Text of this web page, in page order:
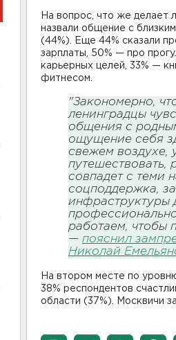
На вопрос, что же делает
назвали общение с
(44%). Еще 44% сказали
зарплаты, 50% — про
карьерных целей, 33% —
фитнесом.
"Закономерно,
ленинградцы
общения с
ощущение себя
свежем воздухе,
путешествовать,
совпадет с теми
соцподдержка,
инфраструктуры
работаем, чтобы
— пояснил
Николай
На втором месте по
38% респондентов
области (37%). Москвичи